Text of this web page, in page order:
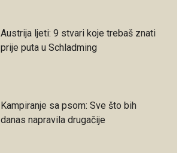
Austrija ljeti: 9 stvari koje trebaš znati
prije puta u Schladming
Kampiranje sa psom: Sve što bih
danas napravila drugačije